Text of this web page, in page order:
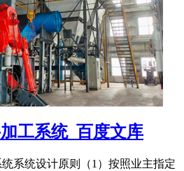
工系统_百度文库
系统设计原则（1）按照业主指定